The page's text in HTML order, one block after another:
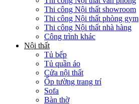
Thi công Nội thất showroom
Thi công Nội thất phòng gym
Thi công Nội thất nhà hàng
Công trình khác
Nội thất
Tủ bếp
Tủ quần áo
Cửa nội thất
Ốp tường trang trí
Sofa
Bàn thờ